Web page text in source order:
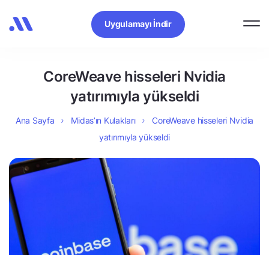
Uygulamayı İndir
CoreWeave hisseleri Nvidia
yatırımıyla yükseldi
Ana Sayfa Midas’ın Kulakları
CoreWeave hisseleri Nvidia
yatırımıyla yükseldi